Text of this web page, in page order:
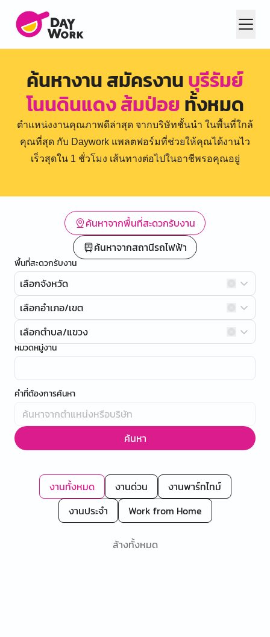
ค้นหางาน สมัครงานบุรีรัมย์
โนนดินแดง ส้มป่อยทั้งหมด
ตำแหน่งงานคุณภาพดีล่าสุด จากบริษัทชั้นนำ ในพื้นที่ใกล้
คุณที่สุด กับ Daywork แพลตฟอร์มที่ช่วยให้คุณได้งานไว
เร็วสุดใน 1 ชั่วโมง เส้นทางต่อไปในอาชีพรอคุณอยู่
ค้นหาจากพื้นที่สะดวกรับงาน
ค้นหาจากสถานีรถไฟฟ้า
พื้นที่สะดวกรับงาน
เลือกจังหวัด
เลือกอำเภอ/เขต
เลือกตำบล/แขวง
หมวดหมู่งาน
คำที่ต้องการค้นหา
ค้นหา
งานทั้งหมด งานด่วน
งานพาร์ทไทม์
งานประจำ
Work from Home
ล้างทั้งหมด